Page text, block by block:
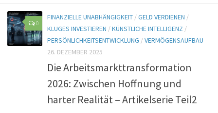
0
FINANZIELLE UNABHÄNGIGKEIT /GELD VERDIENEN /
KLUGES INVESTIEREN /KÜNSTLICHE INTELLIGENZ /
PERSÖNLICHKEITSENTWICKLUNG /VERMÖGENSAUFBAU
26. DEZEMBER 2025
Die Arbeitsmarkttransformation
2026: Zwischen Hoffnung und
harter Realität – Artikelserie Teil2